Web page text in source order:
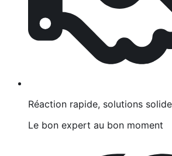
Réaction rapide, solutions
Le bon expert au bon moment